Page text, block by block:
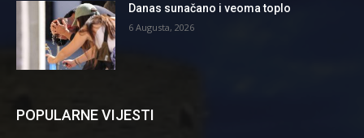
Danas sunačano i veoma toplo
6 Augusta, 2026
POPULARNE VIJESTI